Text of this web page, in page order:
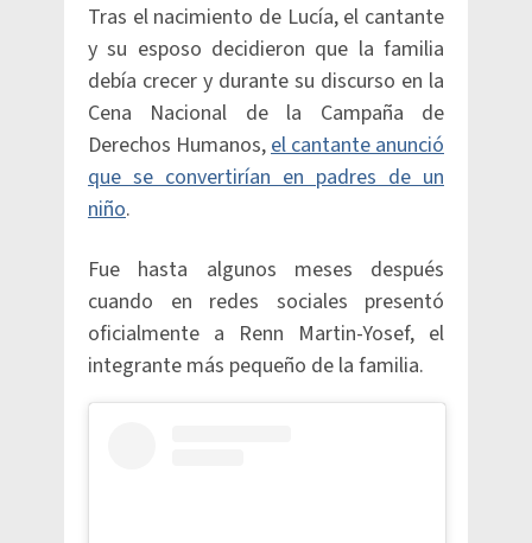
Tras el nacimiento de Lucía, el cantante
y su esposo decidieron que la familia
debía crecer y durante su discurso en la
Cena Nacional de la Campaña de
Derechos Humanos, el cantante anunció
que se convertirían en padres de un
niño.
Fue hasta algunos meses después
cuando en redes sociales presentó
oficialmente a Renn Martin-Yosef, el
integrante más pequeño de la familia.